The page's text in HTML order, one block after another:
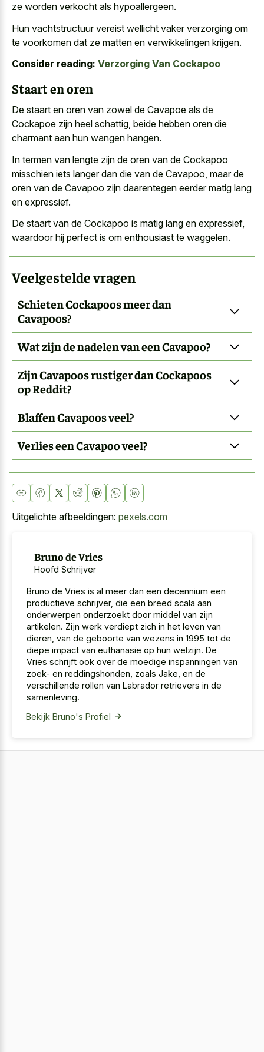
ze worden verkocht als hypoallergeen.
Hun vachtstructuur vereist wellicht vaker verzorging om
te voorkomen dat ze matten en verwikkelingen krijgen.
Consider reading: Verzorging Van Cockapoo
Staart en oren
De staart en oren van zowel de Cavapoe als de
Cockapoe zijn heel schattig, beide hebben oren die
charmant aan hun wangen hangen.
In termen van lengte zijn de oren van de Cockapoo
misschien iets langer dan die van de Cavapoo, maar de
oren van de Cavapoo zijn daarentegen eerder matig lang
en expressief.
De staart van de Cockapoo is matig lang en expressief,
waardoor hij perfect is om enthousiast te waggelen.
Veelgestelde vragen
Schieten Cockapoos meer dan
Cavapoos?
Wat zijn de nadelen van een Cavapoo?
Zijn Cavapoos rustiger dan Cockapoos
op Reddit?
Blaffen Cavapoos veel?
Verlies een Cavapoo veel?
Uitgelichte afbeeldingen: pexels.com
Bruno de Vries
Hoofd Schrijver
Bruno de Vries is al meer dan een decennium een
productieve schrijver, die een breed scala aan
onderwerpen onderzoekt door middel van zijn
artikelen. Zijn werk verdiept zich in het leven van
dieren, van de geboorte van wezens in 1995 tot de
diepe impact van euthanasie op hun welzijn. De
Vries schrijft ook over de moedige inspanningen van
zoek- en reddingshonden, zoals Jake, en de
verschillende rollen van Labrador retrievers in de
samenleving.
Bekijk Bruno's Profiel